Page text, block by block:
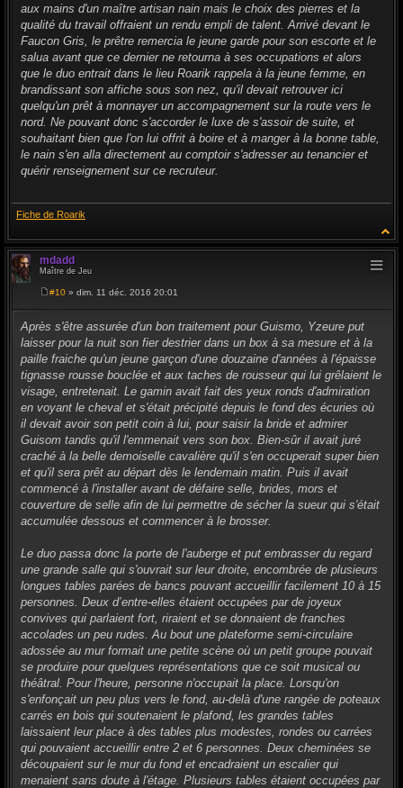
aux mains d'un maître artisan nain mais le choix des pierres et la
qualité du travail offraient un rendu empli de talent. Arrivé devant le
Faucon Gris, le prêtre remercia le jeune garde pour son escorte et le
salua avant que ce dernier ne retourna à ses occupations et alors
que le duo entrait dans le lieu Roarik rappela à la jeune femme, en
brandissant son affiche sous son nez, qu'il devait retrouver ici
quelqu'un prêt à monnayer un accompagnement sur la route vers le
nord. Ne pouvant donc s'accorder le luxe de s'assoir de suite, et
souhaitant bien que l'on lui offrit à boire et à manger à la bonne table,
le nain s'en alla directement au comptoir s'adresser au tenancier et
quérir renseignement sur ce recruteur.
Fiche de Roarik
mdadd
Maître de Jeu
s
a
g
e
#10 » dim. 11 déc. 2016 20:01
Après s'être assurée d'un bon traitement pour Guismo, Yzeure put
laisser pour la nuit son fier destrier dans un box à sa mesure et à la
paille fraiche qu'un jeune garçon d'une douzaine d'années à l'épaisse
tignasse rousse bouclée et aux taches de rousseur qui lui grêlaient le
visage, entretenait. Le gamin avait fait des yeux ronds d'admiration
en voyant le cheval et s'était précipité depuis le fond des écuries où
il devait avoir son petit coin à lui, pour saisir la bride et admirer
Guisom tandis qu'il l'emmenait vers son box. Bien-sûr il avait juré
craché à la belle demoiselle cavalière qu'il s'en occuperait super bien
et qu'il sera prêt au départ dès le lendemain matin. Puis il avait
commencé à l'installer avant de défaire selle, brides, mors et
couverture de selle afin de lui permettre de sécher la sueur qui s'était
accumulée dessous et commencer à le brosser.
Le duo passa donc la porte de l'auberge et put embrasser du regard
une grande salle qui s'ouvrait sur leur droite, encombrée de plusieurs
longues tables parées de bancs pouvant accueillir facilement 10 à 15
personnes. Deux d’entre-elles étaient occupées par de joyeux
convives qui parlaient fort, riraient et se donnaient de franches
accolades un peu rudes. Au bout une plateforme semi-circulaire
adossée au mur formait une petite scène où un petit groupe pouvait
se produire pour quelques représentations que ce soit musical ou
théâtral. Pour l'heure, personne n'occupait la place. Lorsqu'on
s'enfonçait un peu plus vers le fond, au-delà d'une rangée de poteaux
carrés en bois qui soutenaient le plafond, les grandes tables
laissaient leur place à des tables plus modestes, rondes ou carrées
qui pouvaient accueillir entre 2 et 6 personnes. Deux cheminées se
découpaient sur le mur du fond et encadraient un escalier qui
menaient sans doute à l'étage. Plusieurs tables étaient occupées par